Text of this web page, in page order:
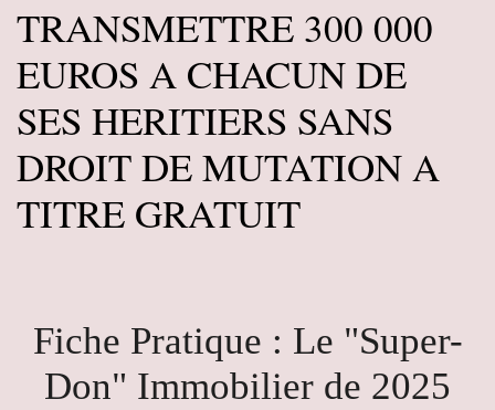
TRANSMETTRE 300 000
EUROS A CHACUN DE
SES HERITIERS SANS
DROIT DE MUTATION A
TITRE GRATUIT
Fiche Pratique : Le "Super-
Don" Immobilier de 2025